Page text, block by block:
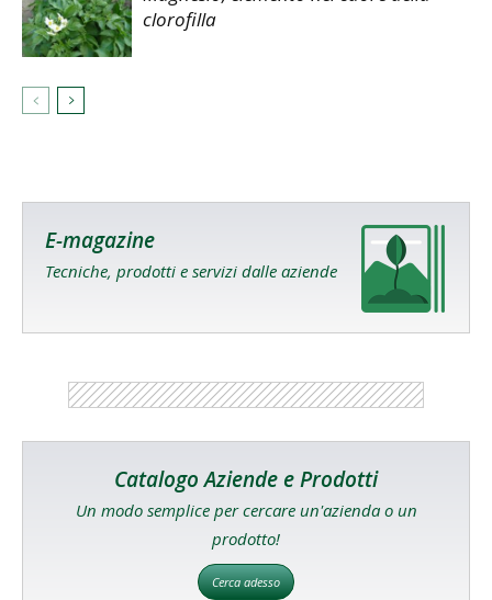
clorofilla
E-magazine
Tecniche, prodotti e servizi dalle aziende
Catalogo Aziende e Prodotti
Un modo semplice per cercare un'azienda o un
prodotto!
Cerca adesso